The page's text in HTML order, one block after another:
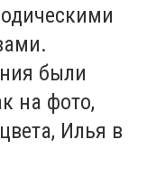
были
на фото,
Илья в